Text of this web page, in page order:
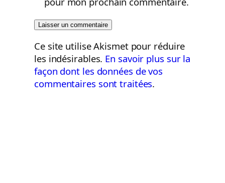
Ce site utilise Akismet pour réduire
les indésirables. En savoir plus sur la
façon dont les données de vos
commentaires sont traitées.